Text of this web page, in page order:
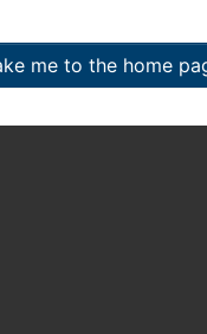
me to the home